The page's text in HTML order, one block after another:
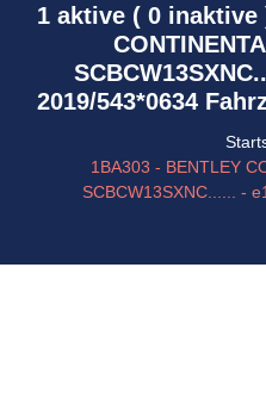
1 aktive ( 0 inaktive
2019/543*0634
1BA303 - BENTLEY
SCBCW13SXNC...... -